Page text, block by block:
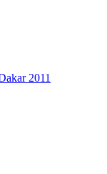
2011